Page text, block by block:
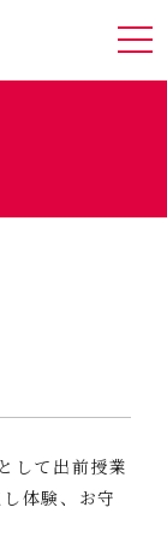
して出前授業
体験、お守